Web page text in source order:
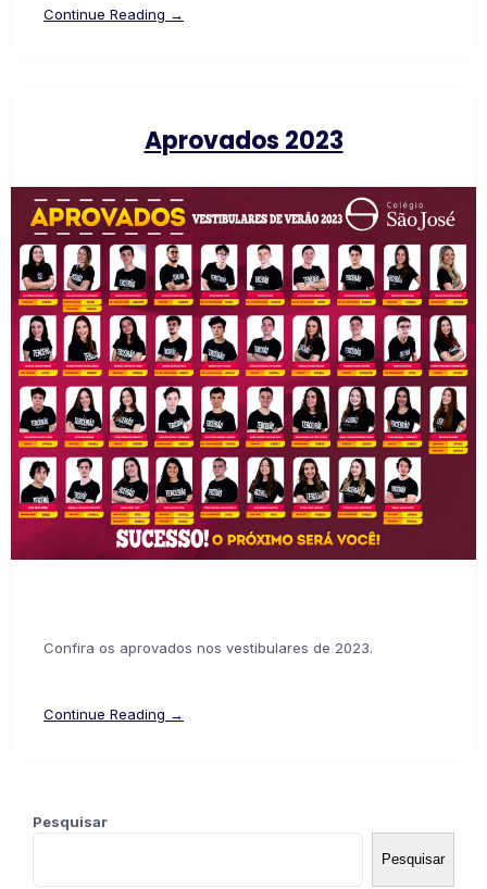
Continue Reading →
Aprovados 2023
Confira os aprovados nos vestibulares de 2023.
Continue Reading →
Pesquisar
Pesquisar